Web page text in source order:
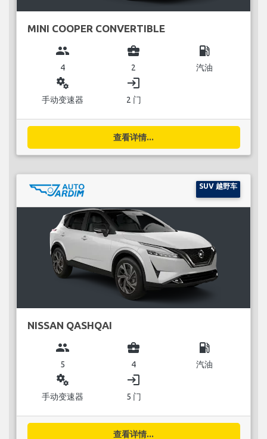
MINI COOPER CONVERTIBLE
group
4
business_center
2
local_gas_station
汽油
miscellaneous_services
手动变速器
login
2 门
查看详情...
SUV 越野车
NISSAN QASHQAI
group
5
business_center
4
local_gas_station
汽油
miscellaneous_services
手动变速器
login
5 门
查看详情...